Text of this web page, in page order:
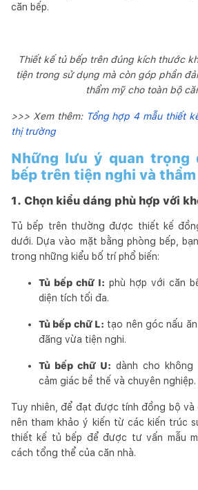
căn bếp.
Thiết kế tủ bếp trên đúng kích thước
tiện trong sử dụng mà còn góp phần
thẩm mỹ cho toàn bộ
>>> Xem thêm: Tổng hợp 4 mẫu thiết
thị trường
Những lưu ý quan
bếp trên tiện nghi và
1. Chọn kiểu dáng phù hợp với
Tủ bếp trên thường được thiết kế
dưới. Dựa vào mặt bằng phòng bếp,
trong những kiểu bố trí phổ biến:
Tủ bếp chữ I: phù hợp với căn
diện tích tối đa.
Tủ bếp chữ L: tạo nên góc nấu
đãng vừa tiện nghi.
Tủ bếp chữ U: dành cho không
cảm giác bề thế và chuyên nghiệp.
Tuy nhiên, để đạt được tính đồng bộ
nên tham khảo ý kiến từ các kiến trúc
thiết kế tủ bếp để được tư vấn mẫu
cách tổng thể của căn nhà.